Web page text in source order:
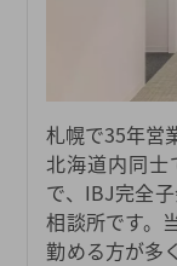
札幌で35年営
北海道内同士
で、IBJ完全
相談所です。
勤める方が多